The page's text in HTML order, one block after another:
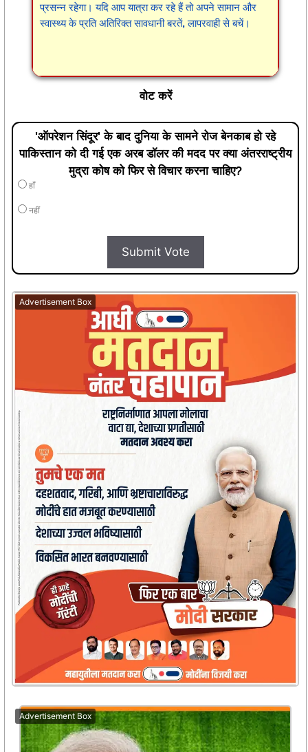
प्रसन्न रहेगा। यदि आप यात्रा कर रहे हैं तो अपने सामान और
स्वास्थ्य के प्रति अतिरिक्त सावधानी बरतें, लापरवाही से बचें।
वोट करें
'ऑपरेशन सिंदूर' के बाद दुनिया के सामने रोज बेनकाब हो रहे
पाकिस्तान को दी गई एक अरब डॉलर की मदद पर क्या अंतरराष्ट्रीय
मुद्रा कोष को फिर से विचार करना चाहिए?
हाँ
नहीं
Submit Vote
Advertisement Box
Advertisement Box